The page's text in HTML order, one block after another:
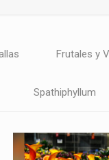
Frutales y
Spathiphyllum